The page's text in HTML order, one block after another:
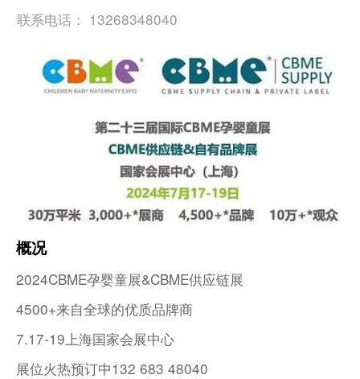
联系电话： 13268348040
概况
2024CBME孕婴童展&CBME供应链展
4500+来自全球的优质品牌商
7.17-19上海国家会展中心
展位火热预订中132 683 48040